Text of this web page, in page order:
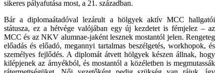
sikeres pályafutása most, a 21. században.
Bár a diplomaátadóval lezárult a hölgyek aktív MCC hallgatói
státusza, ez a hétvége valójában egy új kezdetet is fémjelez – az
MCC és az NKV alumnae-jaként lesznek mostantól jelen. Rengeteg
előadás és előadó, megannyi tartalmas beszélgetés, workhopok, és
személyes fejlődés. A diplomát átvett hölgyek készen állnak, hogy
kilépjenek az árnyékból, és mostantól a közéletben is megmutassák